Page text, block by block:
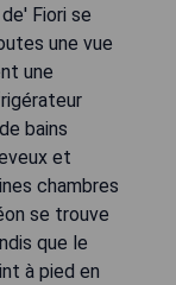
Fiori se
une vue
une
bains
et
chambres
se trouve
que le
à pied en